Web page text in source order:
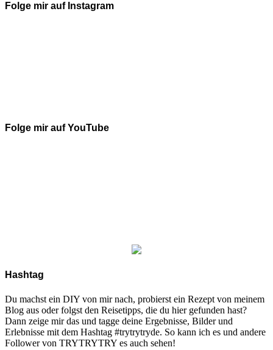
Folge mir auf Instagram
Folge mir auf YouTube
Hashtag
Du machst ein DIY von mir nach, probierst ein Rezept von meinem
Blog aus oder folgst den Reisetipps, die du hier gefunden hast?
Dann zeige mir das und tagge deine Ergebnisse, Bilder und
Erlebnisse mit dem Hashtag #trytrytryde. So kann ich es und andere
Follower von TRYTRYTRY es auch sehen!